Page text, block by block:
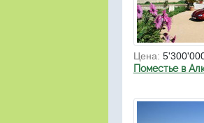
Цена:
Поместье в